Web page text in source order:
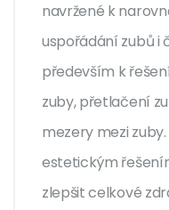
navržené k
uspořádání zubů i
především k
zuby, přetlačení
mezery mezi
estetickým
zlepšit celkové